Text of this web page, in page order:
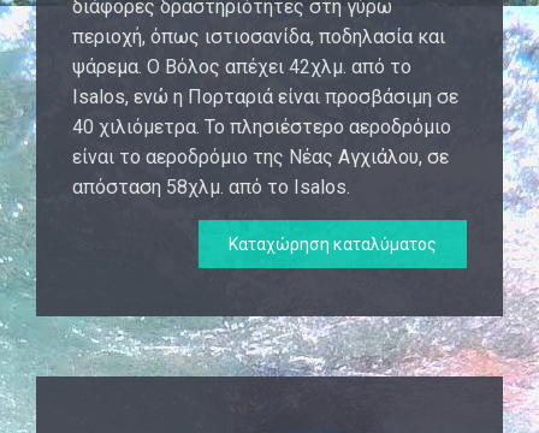
διάφορες δραστηριότητες στη γύρω
περιοχή, όπως ιστιοσανίδα, ποδηλασία και
ψάρεμα. Ο Βόλος απέχει 42χλμ. από το
Isalos, ενώ η Πορταριά είναι προσβάσιμη σε
40 χιλιόμετρα. Το πλησιέστερο αεροδρόμιο
είναι το αεροδρόμιο της Νέας Αγχιάλου, σε
απόσταση 58χλμ. από το Isalos.
Καταχώρηση καταλύματος